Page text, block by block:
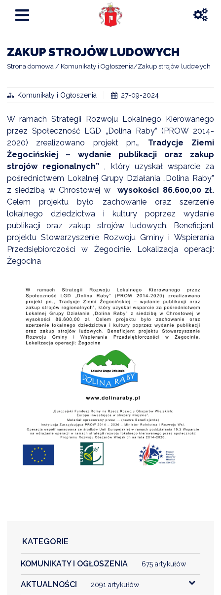
OBSŁUGI
CZYSTE POWIETRZE
ZAKUP STROJÓW LUDOWYCH
Strona domowa Komunikaty i Ogłoszenia Zakup strojów ludowych
Komunikaty i Ogłoszenia 27-09-2024
W ramach Strategii Rozwoju Lokalnego Kierowanego
przez Społeczność LGD „Dolina Raby” (PROW 2014-
2020) zrealizowano projekt pn.„ Tradycje Ziemi
Żegocińskiej – wydanie publikacji oraz zakup
strojów regionalnych” , który uzyskał wsparcie za
pośrednictwem Lokalnej Grupy Działania „Dolina Raby”
z siedzibą w Chrostowej w
wysokości 86.600,00 zł.
Celem projektu było zachowanie oraz szerzenie
lokalnego dziedzictwa i kultury poprzez wydanie
publikacji oraz zakup strojów ludowych. Beneficjent
projektu Stowarzyszenie Rozwoju Gminy i Wspierania
Przedsiębiorczości w Żegocinie. Lokalizacja operacji:
Żegocina
KATEGORIE
KOMUNIKATY I OGŁOSZENIA 675 artykułów
AKTUALNOŚCI 2091 artykułów